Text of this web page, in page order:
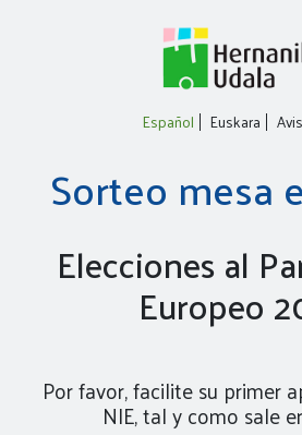
Español Euskara
Sorteo mesa
Elecciones al
Europeo
Por favor, facilite su primer
NIE, tal y como sale